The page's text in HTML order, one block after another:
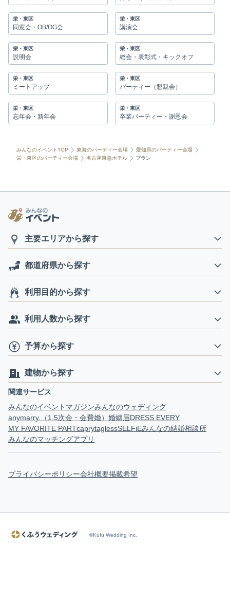
栄・東区
同窓会・OB/OG会
栄・東区
講演会
栄・東区
説明会
栄・東区
総会・表彰式・キックオフ
栄・東区
ミートアップ
栄・東区
パーティー（懇親会）
栄・東区
忘年会・新年会
栄・東区
卒業パーティー・謝恩会
みんなのイベントTOP 東海のパーティー会場
愛知県のパーティー会場
栄・東区のパーティー会場
名古屋東急ホテル プラン
主要エリアから探す
都道府県から探す
利用目的から探す
利用人数から探す
予算から探す
建物から探す
関連サービス
みんなのイベントマガジンみんなのウェディング
anymarry.（1.5次会・会費婚） 婚姻届DRESS EVERY
MY FAVORITE PARTcaprytaglessSELFiEみんなの結婚相談所
みんなのマッチングアプリ
プライバシーポリシー会社概要掲載希望
©Kufu Wedding Inc.